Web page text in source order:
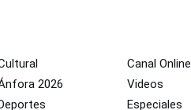
2026
Canal Online
Videos
Especiales